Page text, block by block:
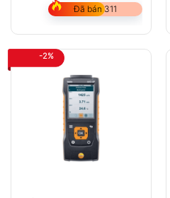
Đã bán 311
-2%